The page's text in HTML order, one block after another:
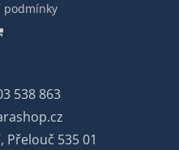
podmínky
538 863
Přelouč 535 01